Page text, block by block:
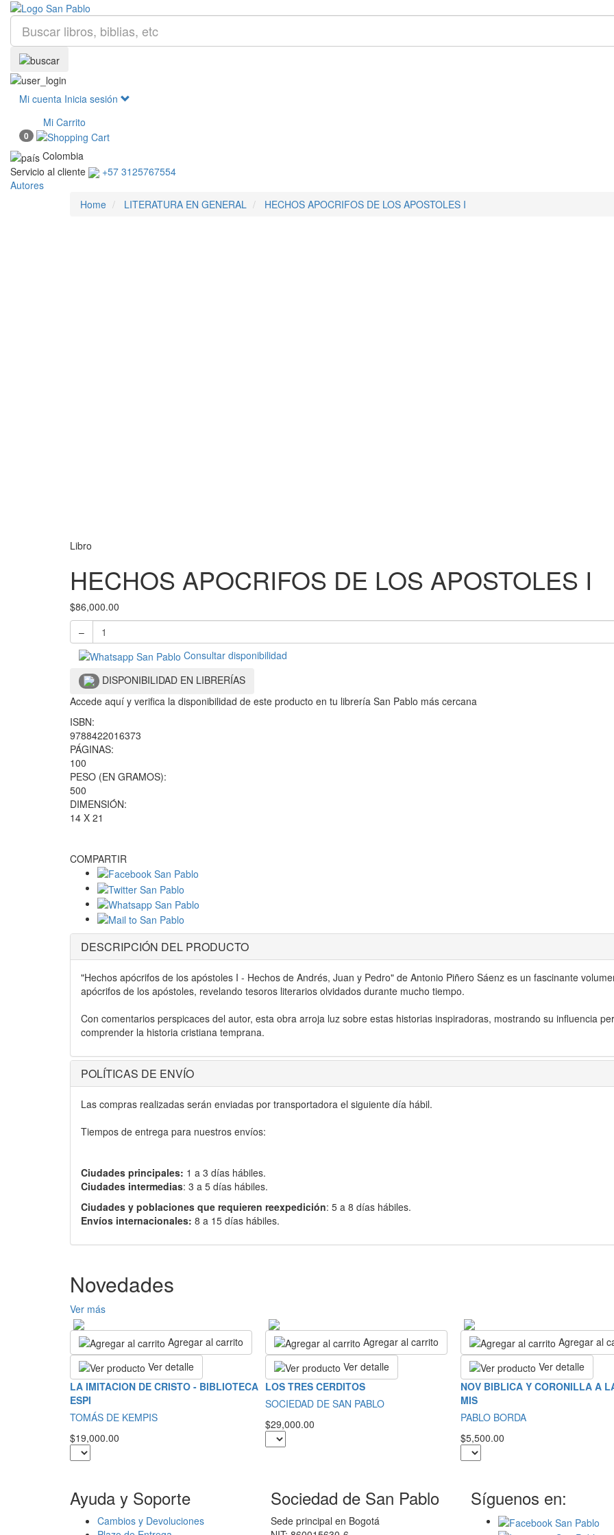
Mi cuenta Inicia sesión
Mi Carrito
0
Colombia
Servicio al cliente
+57 3125767554
Autores
Home
LITERATURA EN GENERAL HECHOS APOCRIFOS DE LOS APOSTOLES I
Libro
HECHOS APOCRIFOS DE LOS APOSTOLES I
$86,000.00
–
Consultar disponibilidad
DISPONIBILIDAD EN LIBRERÍAS
Accede aquí y verifica la disponibilidad de este producto en tu librería San Pablo más cercana
ISBN:
9788422016373
PÁGINAS:
100
PESO (EN GRAMOS):
500
DIMENSIÓN:
14 X 21
COMPARTIR
DESCRIPCIÓN DEL PRODUCTO
"Hechos apócrifos de los apóstoles I - Hechos de Andrés, Juan y Pedro" de Antonio Piñero Sáenz es un fascinante
apócrifos de los apóstoles, revelando tesoros literarios olvidados durante mucho tiempo.
Con comentarios perspicaces del autor, esta obra arroja luz sobre estas historias inspiradoras, mostrando su influencia
comprender la historia cristiana temprana.
POLÍTICAS DE ENVÍO
Las compras realizadas serán enviadas por transportadora el siguiente día hábil.
Tiempos de entrega para nuestros envíos:
Ciudades principales: 1 a 3 días hábiles.
Ciudades intermedias: 3 a 5 días hábiles.
Ciudades y poblaciones que requieren reexpedición: 5 a 8 días hábiles.
Envíos internacionales: 8 a 15 días hábiles.
Novedades
Ver más
Agregar al carrito
Ver detalle
LA IMITACION DE CRISTO - BIBLIOTECA
ESPI
TOMÁS DE KEMPIS
$19,000.00
Agregar al carrito
Ver detalle
LOS TRES CERDITOS
SOCIEDAD DE SAN PABLO
$29,000.00
Agregar al
Ver detalle
NOV BIBLICA Y CORONILLA A
MIS
PABLO BORDA
$5,500.00
Ayuda y Soporte
Cambios y Devoluciones
Sociedad de San Pablo
Sede principal en Bogotá
Síguenos en: